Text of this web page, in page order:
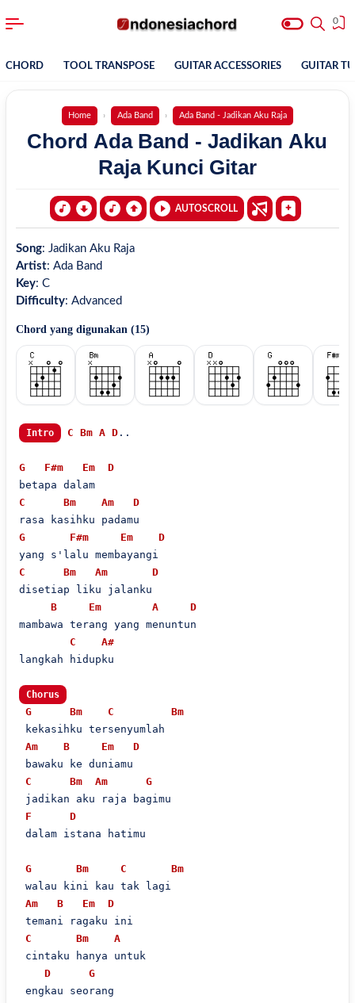
0
CHORD TOOL TRANSPOSE GUITAR ACCESSORIES GUITAR
Home Ada Band Ada Band - Jadikan Aku Raja
Chord Ada Band - Jadikan Aku
Raja Kunci Gitar
AUTOSCROLL
Song: Jadikan Aku Raja
Artist: Ada Band
Key: C
Difficulty: Advanced
Chord yang digunakan (15)
Intro C Bm A D..
G F#m Em
D
betapa dalam
C
Bm Am
D
G
F#m Em
D
C
Bm Am
D
disetiap liku jalanku
B
Em A
D
mambawa terang yang menuntun
C
A#
langkah hidupku
Chorus
G Bm C
Bm
kekasihku tersenyumlah
Am
B Em
D
bawaku ke duniamu
C
Bm Am
G
jadikan aku raja bagimu
F
D
dalam istana hatimu
G Bm C
Bm
walau kini kau tak lagi
Am
B Em
D
temani ragaku ini
C
Bm
A
cintaku hanya untuk
D
G
engkau seorang